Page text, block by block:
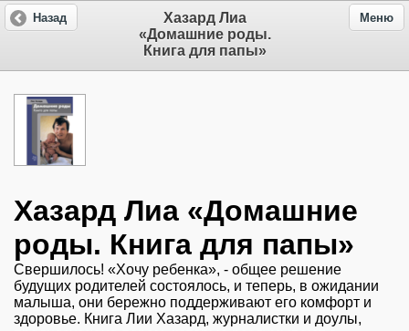
Хазард Лиа
«Домашние роды.
Книга для папы»
Назад Меню
Хазард Лиа «Домашние
роды. Книга для папы»
Свершилось! «Хочу ребенка», - общее решение
будущих родителей состоялось, и теперь, в ожидании
малыша, они бережно поддерживают его комфорт и
здоровье. Книга Лии Хазард, журналистки и доулы,